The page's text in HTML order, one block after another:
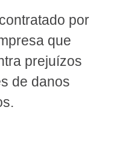
por
que
prejuízos
de danos